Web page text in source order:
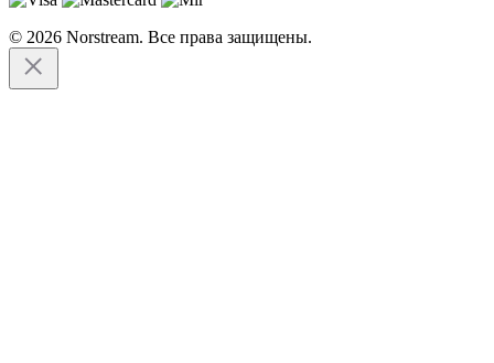
© 2026 Norstream. Все права защищены.